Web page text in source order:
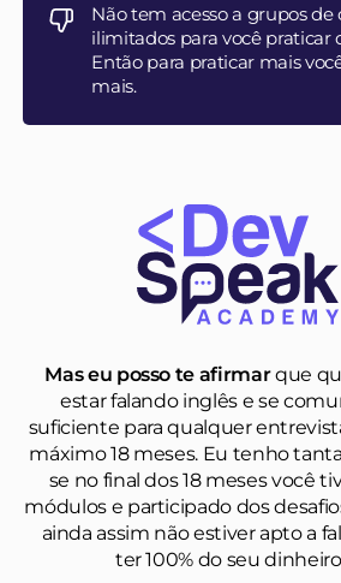
Não tem acesso a grupos de
ilimitados para você praticar
Então para praticar mais
mais.
Mas eu posso te afirmarque
estar falando inglês e se
suficiente para qualquer
máximo 18 meses. Eu tenho
se no final dos 18 meses você
módulos e participado dos
ainda assim não estiver apto a
ter 100% do seu